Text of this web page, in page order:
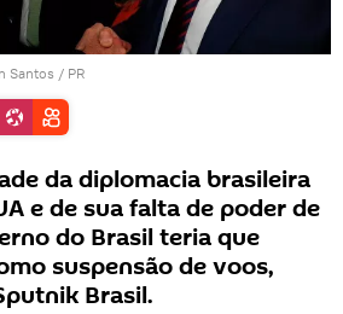
Santos / PR
da diplomacia brasileira
e de sua falta de poder de
do Brasil teria que
suspensão de voos,
Brasil.